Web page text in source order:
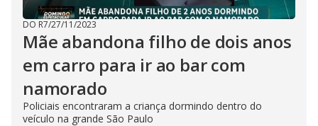
DO R7/27/11/2023
Mãe abandona filho de dois anos
em carro para ir ao bar com
namorado
Policiais encontraram a criança dormindo dentro do
veículo na grande São Paulo